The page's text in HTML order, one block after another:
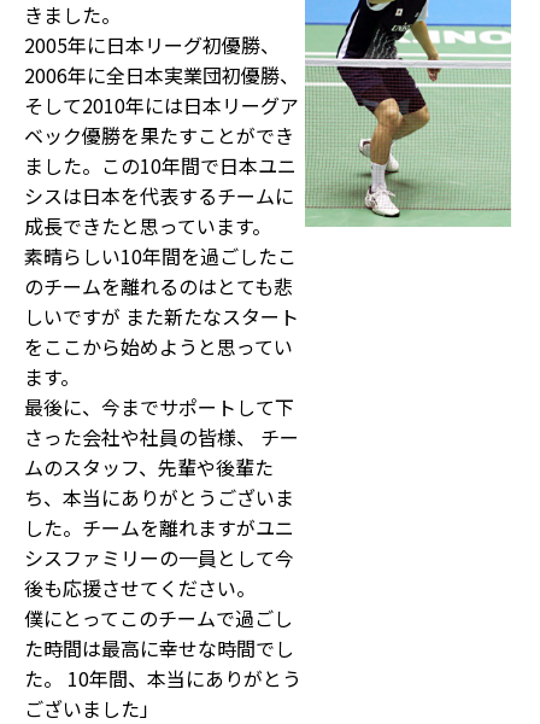
きました。
2005年に日本リーグ初優勝、
2006年に全日本実業団初優勝、
そして2010年には日本リーグア
ベック優勝を果たすことができ
ました。この10年間で日本ユニ
シスは日本を代表するチームに
成長できたと思っています。
素晴らしい10年間を過ごしたこ
のチームを離れるのはとても悲
しいですが また新たなスタート
をここから始めようと思ってい
ます。
最後に、今までサポートして下
さった会社や社員の皆様、 チー
ムのスタッフ、先輩や後輩た
ち、本当にありがとうございま
した。チームを離れますがユニ
シスファミリーの一員として今
後も応援させてください。
僕にとってこのチームで過ごし
た時間は最高に幸せな時間でし
た。 10年間、本当にありがとう
ございました」